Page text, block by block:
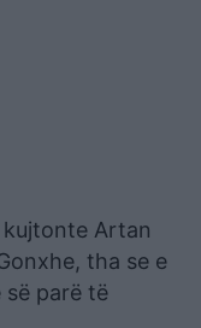
Artan
tha se e
së parë të